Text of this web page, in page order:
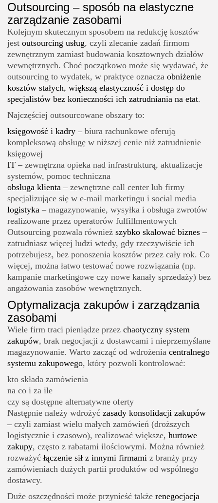
Outsourcing – sposób na elastyczne
zarządzanie zasobami
Kolejnym skutecznym sposobem na redukcję kosztów
jest outsourcing usług, czyli zlecanie zadań firmom
zewnętrznym zamiast budowania kosztownych działów
wewnętrznych. Choć początkowo może się wydawać, że
outsourcing to wydatek, w praktyce oznacza obniżenie
kosztów stałych, większą elastyczność i dostęp do
specjalistów bez konieczności ich zatrudniania na etat.
Najczęściej outsourcowane obszary to:
księgowość i kadry – biura rachunkowe oferują
kompleksową obsługę w niższej cenie niż zatrudnienie
księgowej
IT – zewnętrzna opieka nad infrastrukturą, aktualizacje
systemów, pomoc techniczna
obsługa klienta – zewnętrzne call center lub firmy
specjalizujące się w e-mail marketingu i social media
logistyka – magazynowanie, wysyłka i obsługa zwrotów
realizowane przez operatorów fulfillmentowych
Outsourcing pozwala również szybko skalować biznes –
zatrudniasz więcej ludzi wtedy, gdy rzeczywiście ich
potrzebujesz, bez ponoszenia kosztów przez cały rok. Co
więcej, można łatwo testować nowe rozwiązania (np.
kampanie marketingowe czy nowe kanały sprzedaży) bez
angażowania zasobów wewnętrznych.
Optymalizacja zakupów i zarządzania
zasobami
Wiele firm traci pieniądze przez chaotyczny system
zakupów, brak negocjacji z dostawcami i nieprzemyślane
magazynowanie. Warto zacząć od wdrożenia centralnego
systemu zakupowego, który pozwoli kontrolować:
kto składa zamówienia
na co i za ile
czy są dostępne alternatywne oferty
Następnie należy wdrożyć zasady konsolidacji zakupów
– czyli zamiast wielu małych zamówień (droższych
logistycznie i czasowo), realizować większe, hurtowe
zakupy, często z rabatami ilościowymi. Można również
rozważyć łączenie sił z innymi firmami z branży przy
zamówieniach dużych partii produktów od wspólnego
dostawcy.
Duże oszczędności może przynieść także renegocjacja